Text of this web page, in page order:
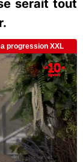
serait tout